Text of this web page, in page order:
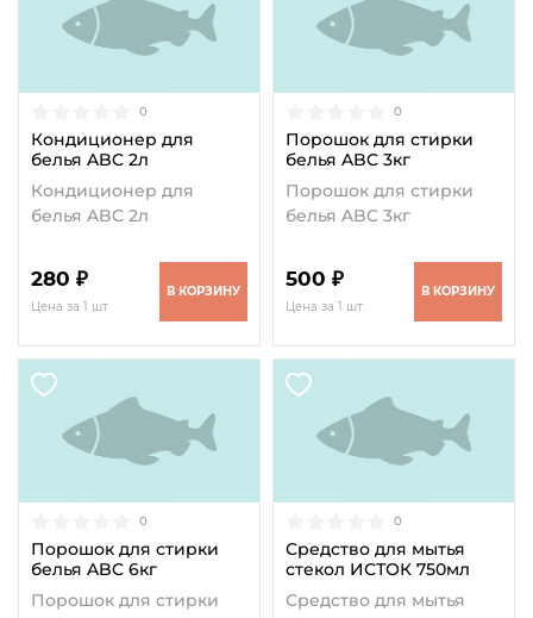
0
Кондиционер для
белья ABC 2л
Кондиционер для
белья ABC 2л
280 ₽
Цена за 1 шт
В КОРЗИНУ
0
Порошок для стирки
белья ABC 3кг
Порошок для стирки
белья ABC 3кг
500 ₽
Цена за 1 шт
В КОРЗИНУ
0
Порошок для стирки
белья ABC 6кг
Порошок для стирки
0
Средство для мытья
стекол ИСТОК 750мл
Средство для мытья